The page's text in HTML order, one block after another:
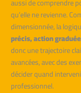
qu’elle ne revienne.
dimensionnée, la
précis, action
donc une trajectoire
avancées, avec des
décider quand
professionnel.